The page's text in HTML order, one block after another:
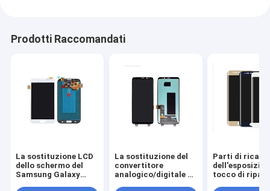
Prodotti Raccomandati
La sostituzione LCD
dello schermo del
Samsung Galaxy
La sostituzione del
convertitore
analogico/digitale di
Parti di
tocco di